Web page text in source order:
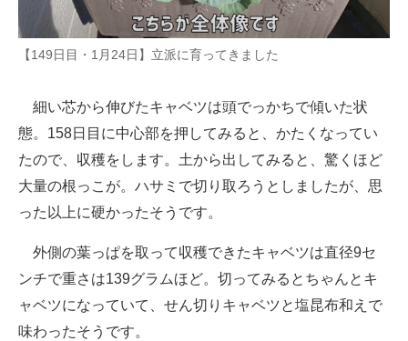
【149日目・1月24日】立派に育ってきました
細い芯から伸びたキャベツは頭でっかちで傾いた状
態。158日目に中心部を押してみると、かたくなってい
たので、収穫をします。土から出してみると、驚くほど
大量の根っこが。ハサミで切り取ろうとしましたが、思
った以上に硬かったそうです。
外側の葉っぱを取って収穫できたキャベツは直径9セ
ンチで重さは139グラムほど。切ってみるとちゃんとキ
ャベツになっていて、せん切りキャベツと塩昆布和えで
味わったそうです。